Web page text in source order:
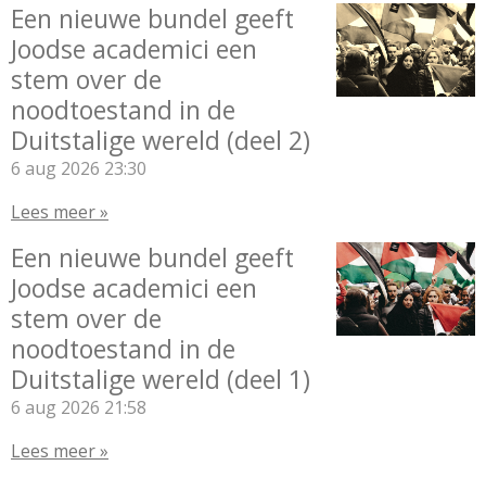
Een nieuwe bundel geeft
Joodse academici een
stem over de
noodtoestand in de
Duitstalige wereld (deel 2)
6 aug 2026 23:30
Lees meer »
Een nieuwe bundel geeft
Joodse academici een
stem over de
noodtoestand in de
Duitstalige wereld (deel 1)
6 aug 2026 21:58
Lees meer »